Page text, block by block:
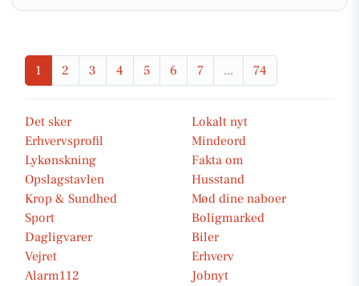
1 2 3 4 5 6 7 ... 74
Det sker
Lokalt nyt
Erhvervsprofil
Mindeord
Lykønskning
Fakta om
Opslagstavlen
Husstand
Krop & Sundhed
Mød dine naboer
Sport
Boligmarked
Dagligvarer
Biler
Vejret
Erhverv
Alarm112
Jobnyt